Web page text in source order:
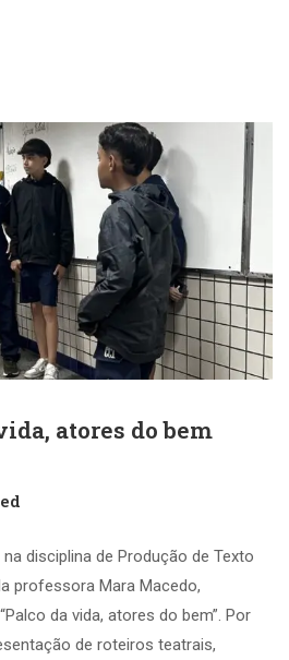
atores do bem
disciplina de Produção de Texto
professora Mara Macedo,
da vida, atores do bem”. Por
de roteiros teatrais,